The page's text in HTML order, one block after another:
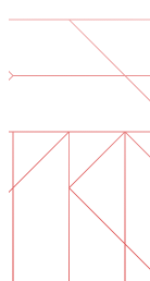
KI-
Von der Idee
Technische Due
Software-Support
Laufende